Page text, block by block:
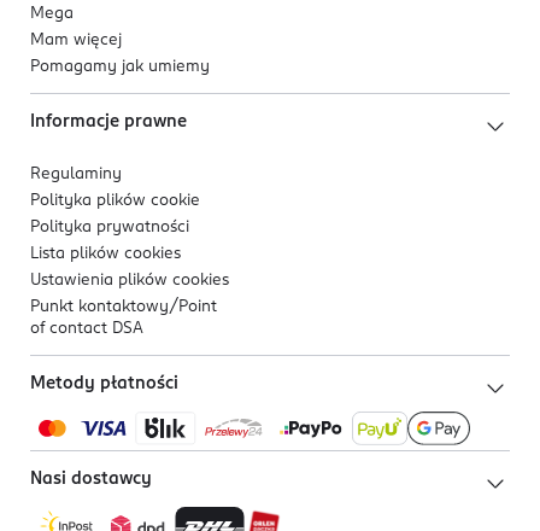
Mega
Mam więcej
Pomagamy jak umiemy
Informacje prawne
Regulaminy
Polityka plików cookie
Polityka prywatności
Lista plików cookies
Ustawienia plików cookies
Punkt kontaktowy/ Point
of contact DSA
Metody płatności
Nasi dostawcy